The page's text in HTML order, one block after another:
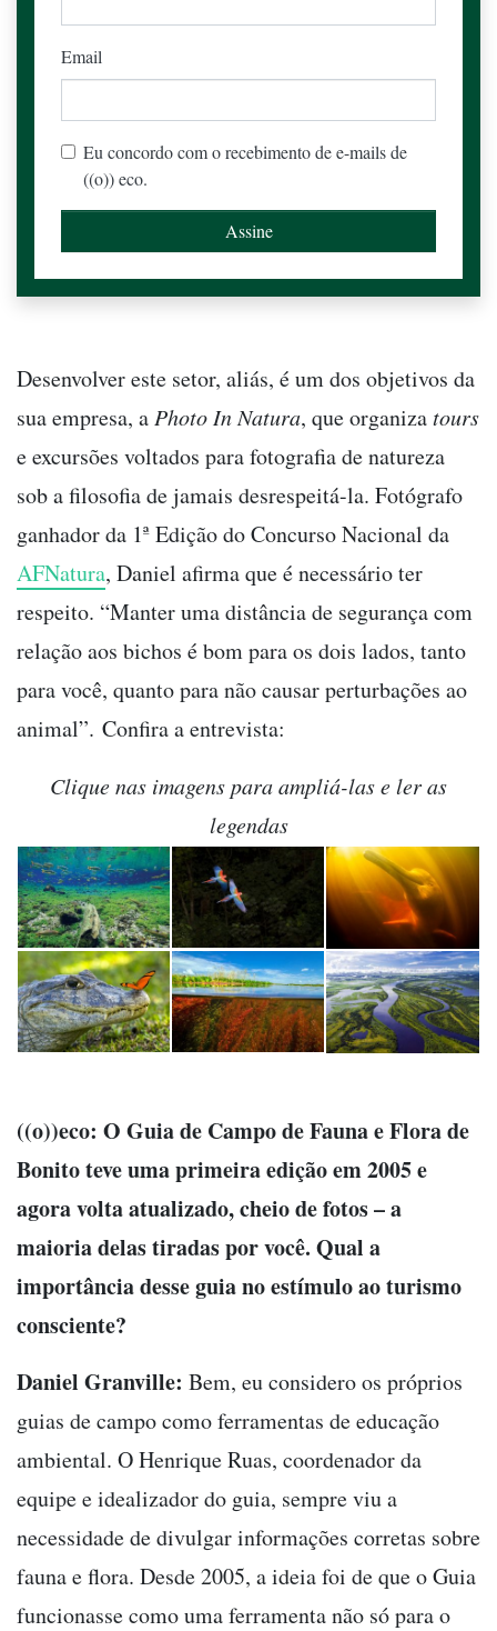
Email
Eu concordo com o recebimento de e-mails de
((o)) eco.
Desenvolver este setor, aliás, é um dos objetivos da
sua empresa, a Photo In Natura, que organizatours
e excursões voltados para fotografia de natureza
sob a filosofia de jamais desrespeitá-la. Fotógrafo
ganhador da 1ª Edição do Concurso Nacional da
AFNatura, Daniel afirma que é necessário ter
respeito. “Manter uma distância de segurança com
relação aos bichos é bom para os dois lados, tanto
para você, quanto para não causar perturbações ao
animal”. Confira a entrevista:
Clique nas imagens para ampliá-las e ler as
legendas
((o))eco: O Guia de Campo de Fauna e Flora de
Bonito teve uma primeira edição em 2005 e
agora volta atualizado, cheio de fotos – a
maioria delas tiradas por você. Qual a
importância desse guia no estímulo ao turismo
consciente?
Daniel Granville: Bem, eu considero os próprios
guias de campo como ferramentas de educação
ambiental. O Henrique Ruas, coordenador da
equipe e idealizador do guia, sempre viu a
necessidade de divulgar informações corretas sobre
fauna e flora. Desde 2005, a ideia foi de que o Guia
funcionasse como uma ferramenta não só para o